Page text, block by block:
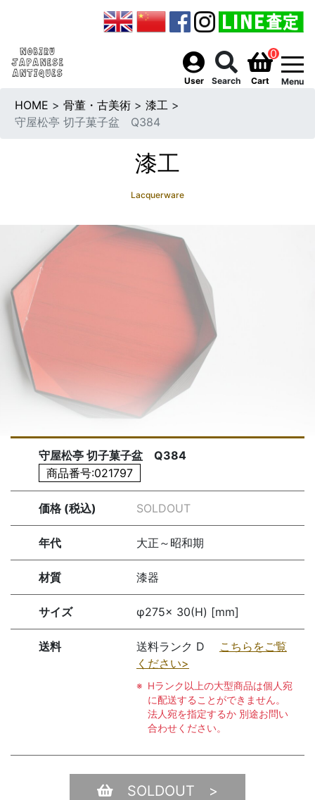
User Search
0
Cart Menu
HOME > 骨董・古美術 > 漆工 >
守屋松亭 切子菓子盆 Q384
漆工
Lacquerware
守屋松亭 切子菓子盆 Q384
商品番号:021797
価格 (税込) SOLDOUT
年代 大正～昭和期
材質 漆器
サイズ φ275× 30(H) [mm]
送料 送料ランク D こちらをご覧
ください>
Hランク以上の大型商品は個人宛
に配送することができません。
法人宛を指定するか 別途お問い
合わせください。
SOLDOUT >